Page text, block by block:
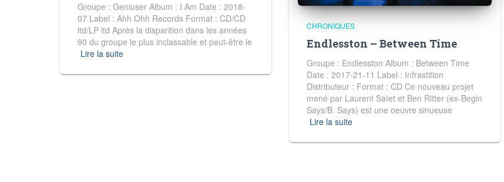
Groupe : Geniuser Album : I Am Date : 2018-
07 Label : Ahh Ohh Records Format : CD/CD
ltd/LP ltd Après la disparition dans les années
90 du groupe le plus inclassable et peut-être le
Lire la suite
CHRONIQUES
Endlesston – Between Time
Groupe : Endlesston Album : Between Time
Date : 2017-21-11 Label : Infrastition
Distributeur : Format : CD Ce nouveau projet
mené par Laurent Saïet et Ben Ritter (ex-Begin
Says/B. Says) est une oeuvre sinueuse
Lire la suite